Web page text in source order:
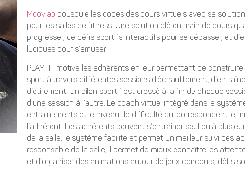
Moovlab bouscule les codes des cours virtuels avec sa solution
pour les salles de fitness. Une solution clé en main de cours
progresser, de défis sportifs interactifs pour se dépasser, et
ludiques pour s’amuser.
PLAYFIT motive les adhérents en leur permettant de
sport à travers différentes sessions d’échauffement,
d’étirement. Un bilan sportif est dressé à la fin de chaque
d’une session à l’autre. Le coach virtuel intégré dans le
entraînements et le niveau de difficulté qui correspondent le
l’adhérent. Les adhérents peuvent s’entraîner seul ou à
de la salle, le système facilite et permet un meilleur suivi des
responsable de la salle, il permet de mieux connaître les
et d’organiser des animations autour de jeux concours, défis